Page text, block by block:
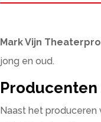
Mark Vijn
jong en oud.
Naast het